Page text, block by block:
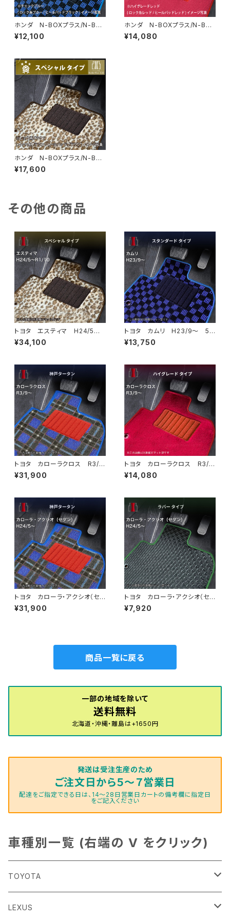
ホンダ N-BOXプラス/N-BO
Xプラスカスタム H24/7〜H2
9/8 JF1/2 フロアマット一
¥12,100
ホンダ N-BOXプラス/N-BO
Xプラスカスタム H24/7〜H2
9/8 JF1/2 フロアマット一
¥14,080
ホンダ N-BOXプラス/N-BO
Xプラスカスタム H24/7〜H2
9/8 JF1/2 フロアマット一
¥17,600
その他の商品
トヨタ エスティマ H24/5〜R
1/10（後期） 50系 フロアマッ
ト一式 カーマット スペシャル
¥34,100
トヨタ カムリ H23/9〜 5
0/70系 フロアマット一式 カ
ーマット スタンダードタイプ
¥13,750
トヨタ カローラクロス R3/
9〜 10系 フロアマット一
式 カーマット 神戸タータ
¥31,900
トヨタ カローラクロス R3/
9〜 10系 フロアマット一
式 カーマット ハイグレードタ
¥14,080
トヨタ カローラ・アクシオ（セダ
ン） H24/5〜 160系 フロ
アマット一式 カーマット 神戸
¥31,900
トヨタ カローラ・アクシオ（セダ
ン） H24/5〜 160系 フロ
アマット一式 カーマット 防
¥7,920
商品一覧に戻る
一部の地域を除いて
送料無料
北海道・沖縄・離島は+1650円
発送は受注生産のため
ご注文日から５～７営業日
配達をご指定できる日は、14～28日営業日カートの備考欄に指定日
をご記入ください
車種別一覧 (右端の V をクリック)
TOYOTA
86
LEXUS